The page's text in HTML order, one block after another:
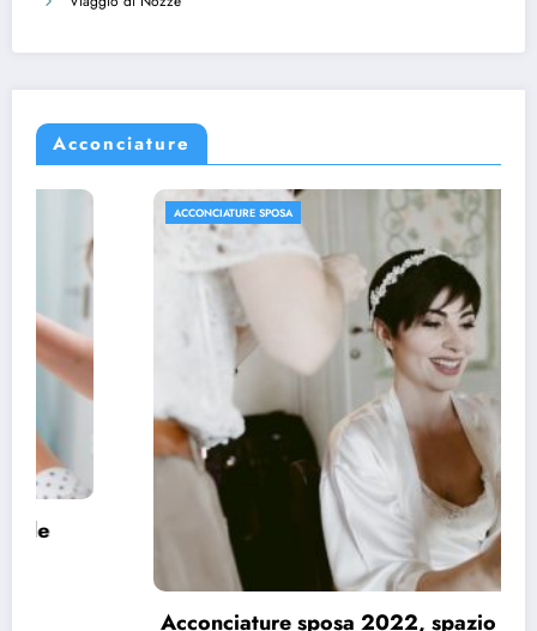
Acconciature
ACCONCIATURE SPOSA
Acconciature sposa 2022, spazio ai capelli